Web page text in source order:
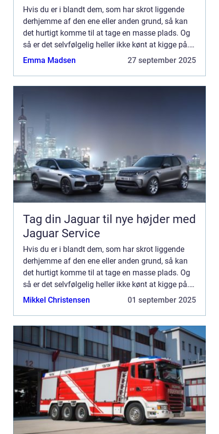
Hvis du er i blandt dem, som har skrot liggende
derhjemme af den ene eller anden grund, så kan
det hurtigt komme til at tage en masse plads. Og
så er det selvfølgelig heller ikke kønt at kigge på.
Det gælder is&a...
Emma Madsen 27 september 2025
Tag din Jaguar til nye højder med
Jaguar Service
Hvis du er i blandt dem, som har skrot liggende
derhjemme af den ene eller anden grund, så kan
det hurtigt komme til at tage en masse plads. Og
så er det selvfølgelig heller ikke kønt at kigge på.
Det gælder is&a...
Mikkel Christensen 01 september 2025